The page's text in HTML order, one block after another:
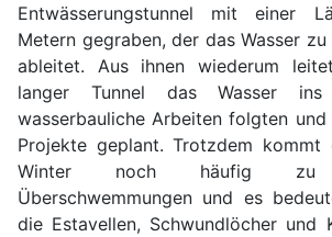
Entwässerungstunnel mit einer
Metern gegraben, der das Wasser zu
ableitet. Aus ihnen wiederum
langer Tunnel das Wasser
wasserbauliche Arbeiten folgten
Projekte geplant. Trotzdem kommt
Winter noch häufig zu
Überschwemmungen und es
die Estavellen, Schwundlöcher und